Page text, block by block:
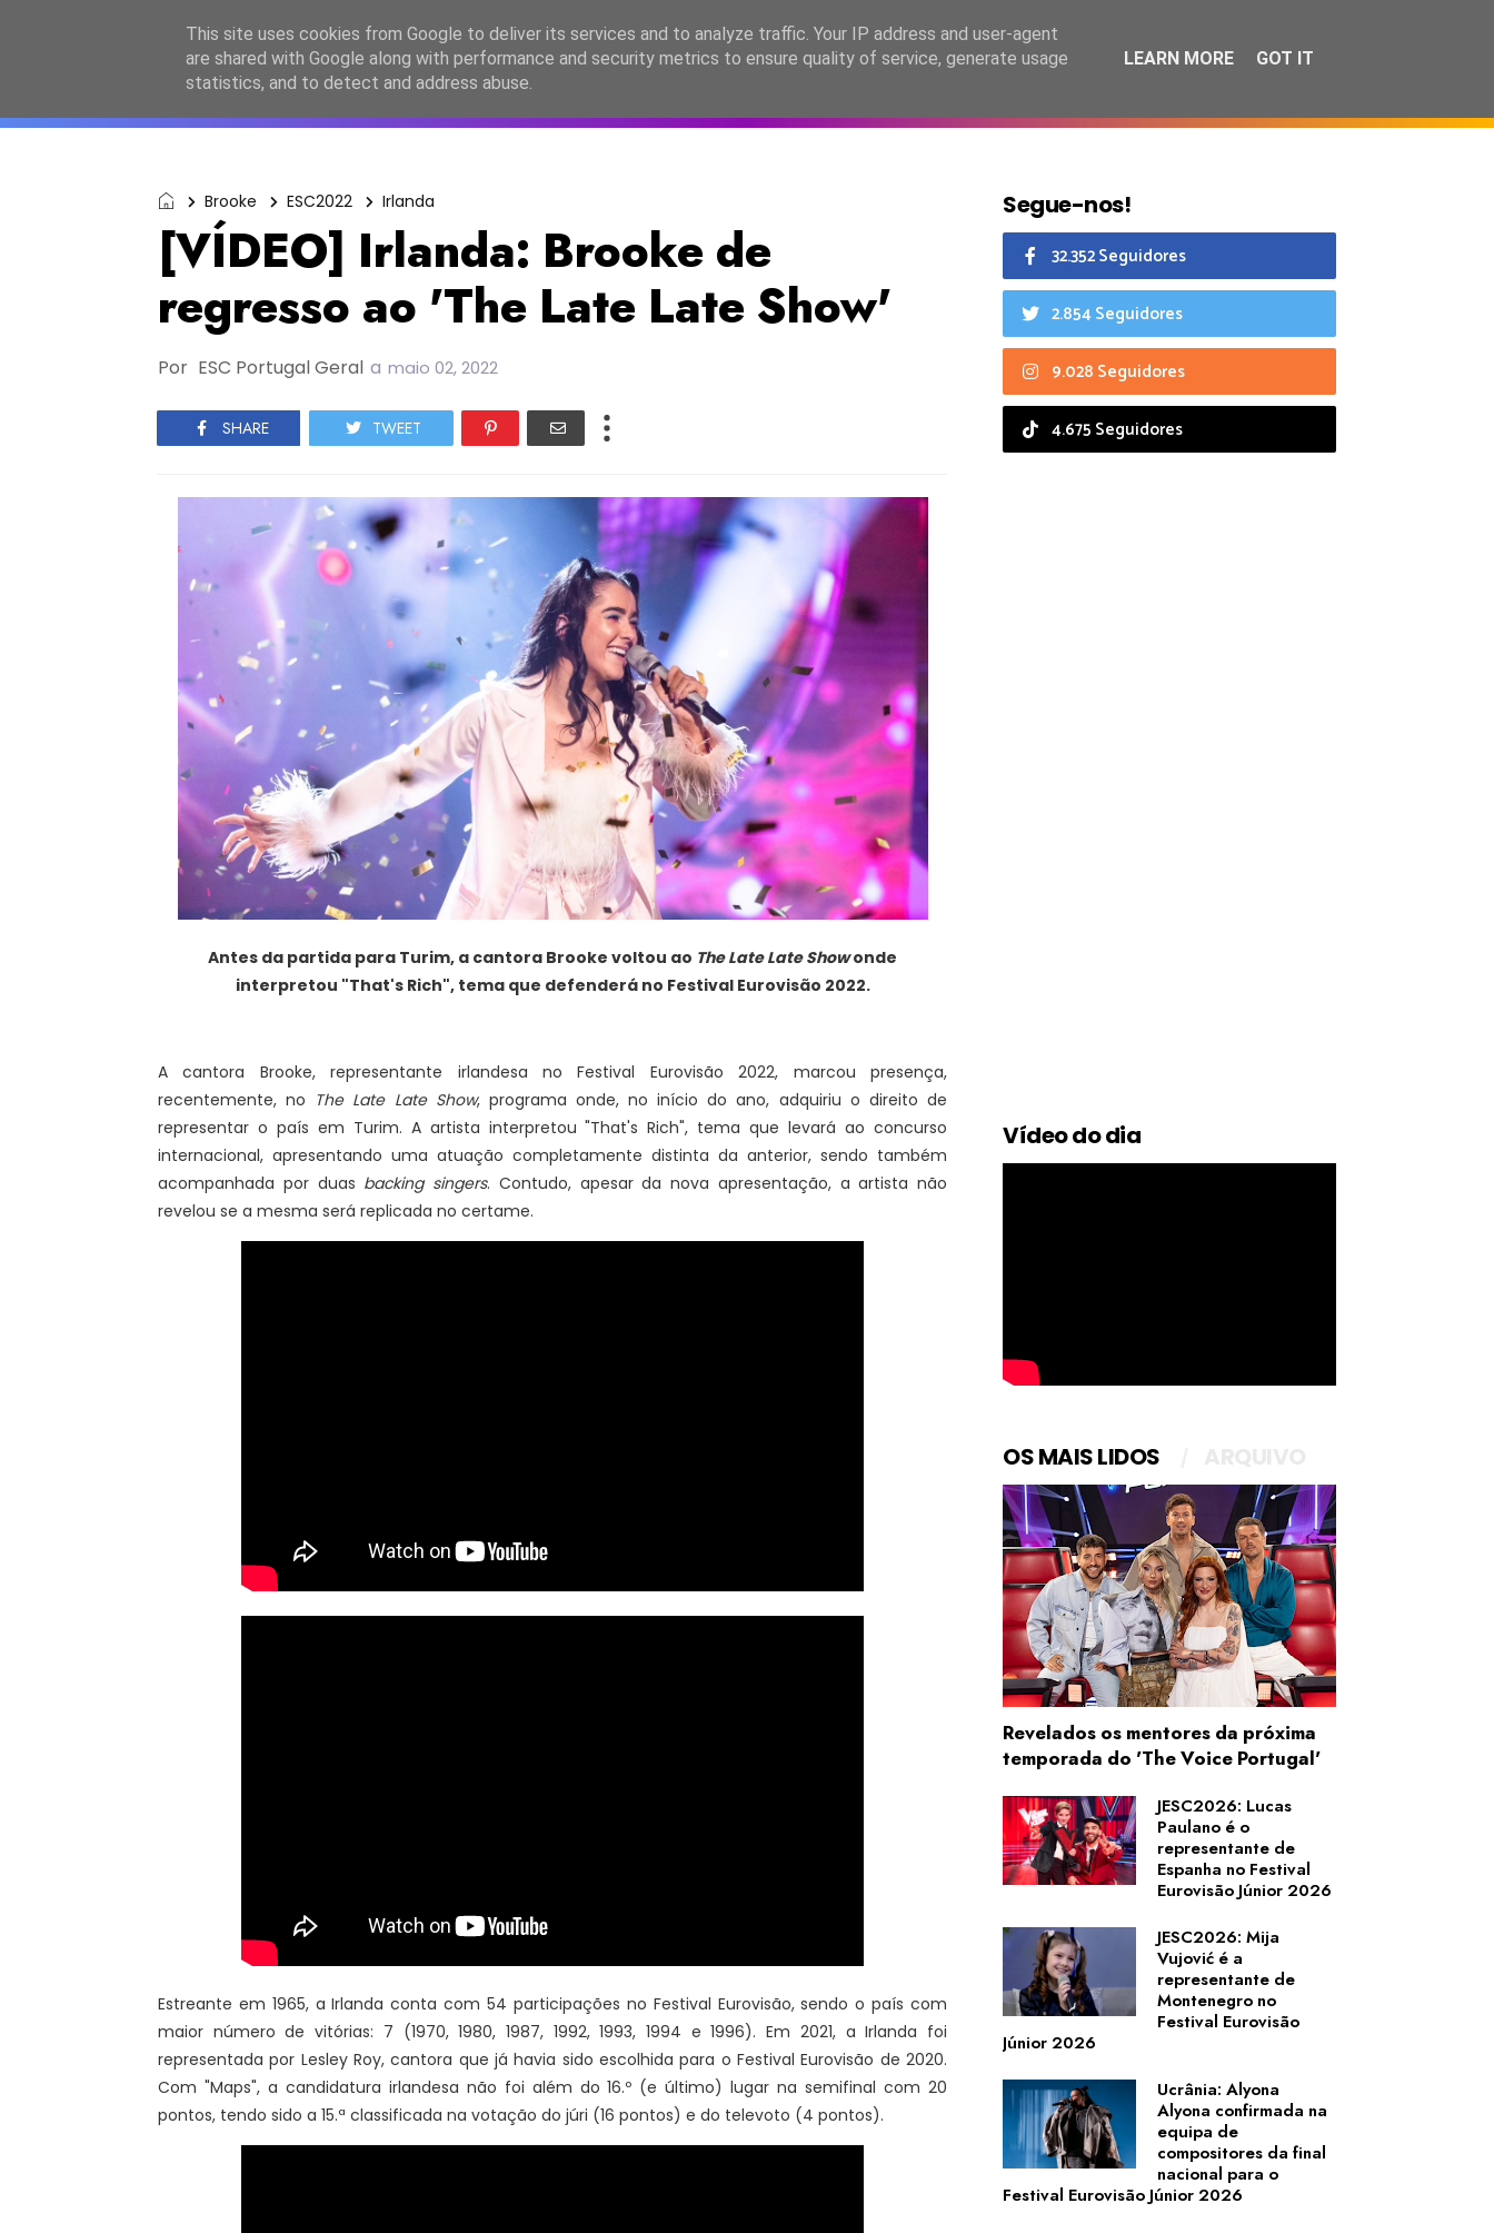
ESC2027 JESC2026 FC2026 EASC2026 PORTUGAL LANÇAMENTOS ESPECIAIS CALENDÁRIO
Brooke ESC2022 Irlanda
[VÍDEO] Irlanda: Brooke de
regresso ao 'The Late Late Show'
Por ESC Portugal Geral a maio 02, 2022
SHARE TWEET
Antes da partida para Turim, a cantora Brooke voltou ao The Late Late Showonde
interpretou "That's Rich", tema que defenderá no Festival Eurovisão 2022.
A cantora Brooke, representante irlandesa no Festival Eurovisão 2022, marcou presença,
recentemente, no The Late Late Show, programa onde, no início do ano, adquiriu o direito de
representar o país em Turim. A artista interpretou "That's Rich", tema que levará ao concurso
internacional, apresentando uma atuação completamente distinta da anterior, sendo também
acompanhada por duas backing singers. Contudo, apesar da nova apresentação, a artista não
revelou se a mesma será replicada no certame.
Estreante em 1965, a Irlanda conta com 54 participações no Festival Eurovisão, sendo o país com
maior número de vitórias: 7 (1970, 1980, 1987, 1992, 1993, 1994 e 1996). Em 2021, a Irlanda foi
representada por Lesley Roy, cantora que já havia sido escolhida para o Festival Eurovisão de 2020.
Com "Maps", a candidatura irlandesa não foi além do 16.º (e último) lugar na semifinal com 20
pontos, tendo sido a 15.ª classificada na votação do júri (16 pontos) e do televoto (4 pontos).
Segue-nos!
32.352 Seguidores
2.854 Seguidores
9.028 Seguidores
4.675 Seguidores
Vídeo do dia
OS MAIS LIDOS
Revelados os mentores da próxima
temporada do 'The Voice Portugal'
JESC2026: Lucas
Paulano é o
representante de
Espanha no Festival
Eurovisão Júnior 2026
JESC2026: Mija
Vujović é a
representante de
Montenegro no
Festival Eurovisão
Júnior 2026
Ucrânia: Alyona
Alyona confirmada na
equipa de
compositores da final
nacional para o
Festival Eurovisão Júnior 2026
This site uses cookies from Google to deliver its services and to analyze traffic. Your IP address and user-agent
are shared with Google along with performance and security metrics to ensure quality of service, generate usage
statistics, and to detect and address abuse.
LEARN MORE GOT IT